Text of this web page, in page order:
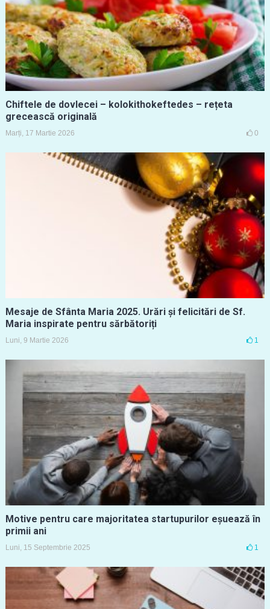
Chiftele de dovlecei – kolokithokeftedes – rețeta
grecească originală
Marți, 17 Martie 2026 0
Mesaje de Sfânta Maria 2025. Urări și felicitări de Sf.
Maria inspirate pentru sărbătoriți
Luni, 9 Martie 2026 1
Motive pentru care majoritatea startupurilor eșuează în
primii ani
Luni, 15 Septembrie 2025 1